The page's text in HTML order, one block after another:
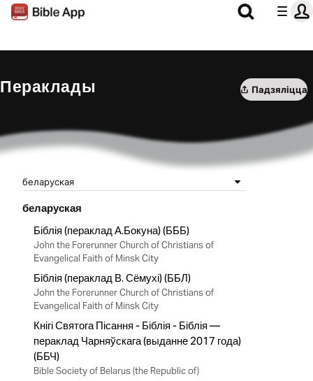
Пераклады Падзяліцца
беларуская
беларуская
Біблія (пераклад А.Бокуна) (БББ)
John the Forerunner Church of Christians of
Evangelical Faith of Minsk City
Біблія (пераклад В. Сёмухі) (ББЛ)
John the Forerunner Church of Christians of
Evangelical Faith of Minsk City
Кнігі Святога Пісання - Біблія - Біблія —
пераклад Чарняўскага (выданне 2017 года)
(ББЧ)
Bible Society of Belarus (the Republic of)